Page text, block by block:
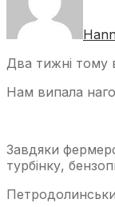
Два тижні тому
Нам випала
Завдяки
турбінку,